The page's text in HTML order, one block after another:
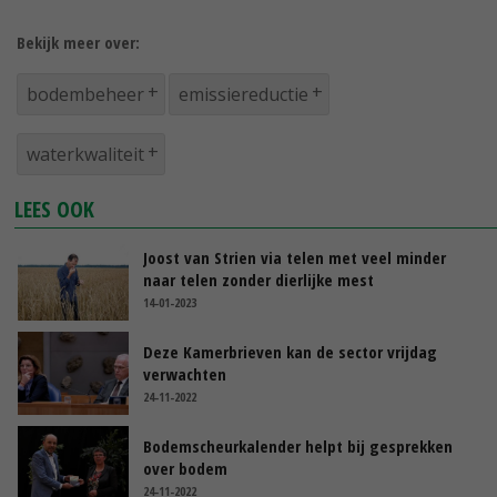
Bekijk meer over:
bodembeheer emissiereductie
waterkwaliteit
LEES OOK
Joost van Strien via telen met veel minder
naar telen zonder dierlijke mest
14-01-2023
Deze Kamerbrieven kan de sector vrijdag
verwachten
24-11-2022
Bodemscheurkalender helpt bij gesprekken
over bodem
24-11-2022